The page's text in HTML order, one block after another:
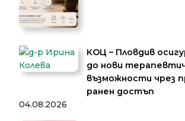
КОЦ – Пловдив
до нови
възможности чрез
ранен достъп
04.08.2026